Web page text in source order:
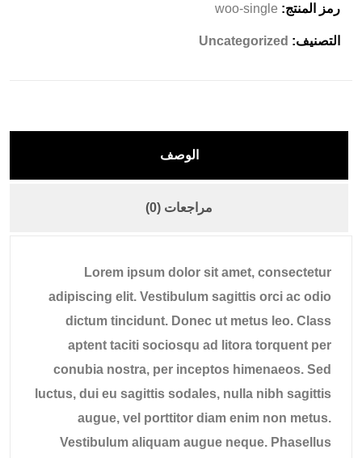
رمز المنتج: woo-single
التصنيف: Uncategorized
الوصف
مراجعات (0)
Lorem ipsum dolor sit amet, consectetur
adipiscing elit. Vestibulum sagittis orci ac odio
dictum tincidunt. Donec ut metus leo. Class
aptent taciti sociosqu ad litora torquent per
conubia nostra, per inceptos himenaeos. Sed
luctus, dui eu sagittis sodales, nulla nibh sagittis
augue, vel porttitor diam enim non metus.
Vestibulum aliquam augue neque. Phasellus